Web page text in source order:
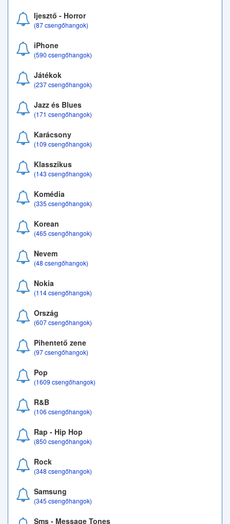
Ijesztő - Horror
(87 csengőhangok)
iPhone
(590 csengőhangok)
Játékok
(237 csengőhangok)
Jazz és Blues
(171 csengőhangok)
Karácsony
(109 csengőhangok)
Klasszikus
(143 csengőhangok)
Komédia
(335 csengőhangok)
Korean
(465 csengőhangok)
Nevem
(48 csengőhangok)
Nokia
(114 csengőhangok)
Ország
(607 csengőhangok)
Pihentető zene
(97 csengőhangok)
Pop
(1609 csengőhangok)
R&B
(106 csengőhangok)
Rap - Hip Hop
(850 csengőhangok)
Rock
(348 csengőhangok)
Samsung
(345 csengőhangok)
Sms - Message Tones